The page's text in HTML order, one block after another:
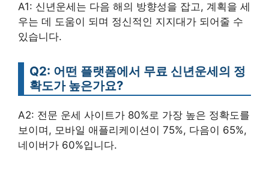
A1: 신년운세는 다음 해의 방향성을 잡고, 계획을 세
우는 데 도움이 되며 정신적인 지지대가 되어줄 수
있습니다.
Q2: 어떤 플랫폼에서 무료 신년운세의 정
확도가 높은가요?
A2: 전문 운세 사이트가 80%로 가장 높은 정확도를
보이며, 모바일 애플리케이션이 75%, 다음이 65%,
네이버가 60%입니다.